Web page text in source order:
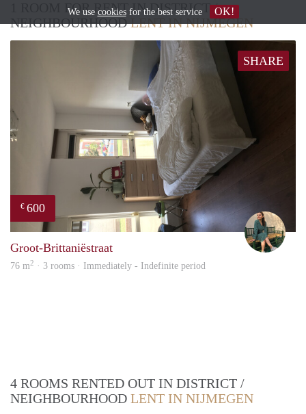
1 ROOM FOR RENT IN DISTRICT /
NEIGHBOURHOODLENT IN NIJMEGEN
SHARE
€ 600
Groot-Brittaniëstraat
76 m2 · 3 rooms · Immediately - Indefinite period
4 ROOMS RENTED OUT IN DISTRICT /
NEIGHBOURHOOD LENT IN NIJMEGEN
We use cookiesfor the best service OK!